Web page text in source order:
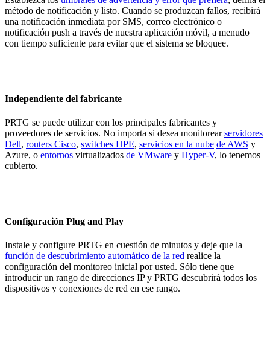
método de notificación y listo. Cuando se produzcan fallos, recibirá
una notificación inmediata por SMS, correo electrónico o
notificación push a través de nuestra aplicación móvil, a menudo
con tiempo suficiente para evitar que el sistema se bloquee.
Independiente del fabricante
PRTG se puede utilizar con los principales fabricantes y
proveedores de servicios. No importa si desea monitorearservidores
Dell, routers Cisco, switches HPE, servicios en la nube de AWS y
Azure, o entornos virtualizados de VMware y Hyper-V, lo tenemos
cubierto.
Configuración Plug and Play
Instale y configure PRTG en cuestión de minutos y deje que la
función de descubrimiento automático de la red realice la
configuración del monitoreo inicial por usted. Sólo tiene que
introducir un rango de direcciones IP y PRTG descubrirá todos los
dispositivos y conexiones de red en ese rango.